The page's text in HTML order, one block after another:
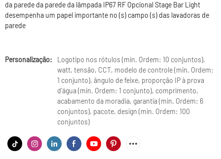
da parede da parede da lâmpada IP67 RF Opcional Stage Bar Light
desempenha um papel importante no (s) campo (s) das lavadoras de
parede
Personalização:
Logotipo nos rótulos (min. Ordem: 10 conjuntos),
watt, tensão, CCT, modelo de controle (min. Ordem:
1 conjunto), ângulo de feixe, proporção IP à prova
d'água (min. Ordem: 1 conjunto), comprimento,
acabamento da moradia, garantia (min. Ordem: 6
conjuntos), pacote, design (min. Ordem: 100
conjuntos)